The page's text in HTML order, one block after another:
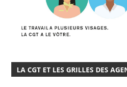
LA CGT ET LES GRILLES DES